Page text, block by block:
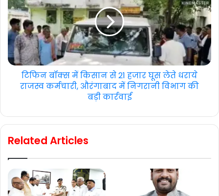
टिफिन बॉक्स में किसान से 21 हजार घूस लेते धराये
राजस्व कर्मचारी, औरंगाबाद में निगरानी विभाग की
बड़ी कार्रवाई
Related Articles